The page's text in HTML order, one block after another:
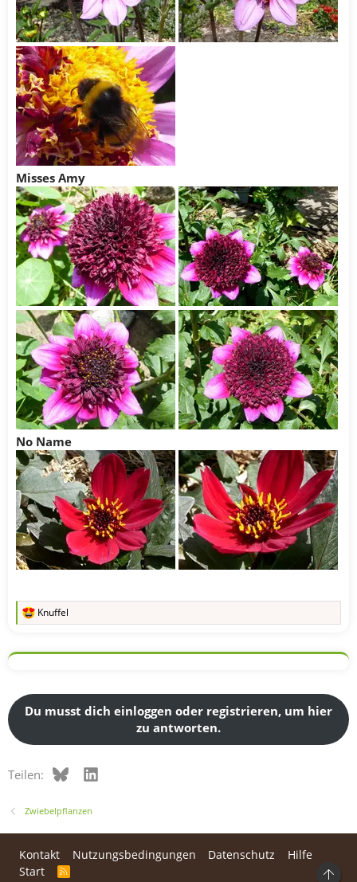
Misses Amy
No Name
R
k
o
n
e
:
Knuffel
Du musst dich einloggen oder registrieren, um hier
zu antworten.
Teilen: BlueskyLinkedIn
Zwiebelpflanzen
Kontakt Nutzungsbedingungen Datenschutz
Hilfe
Start
R